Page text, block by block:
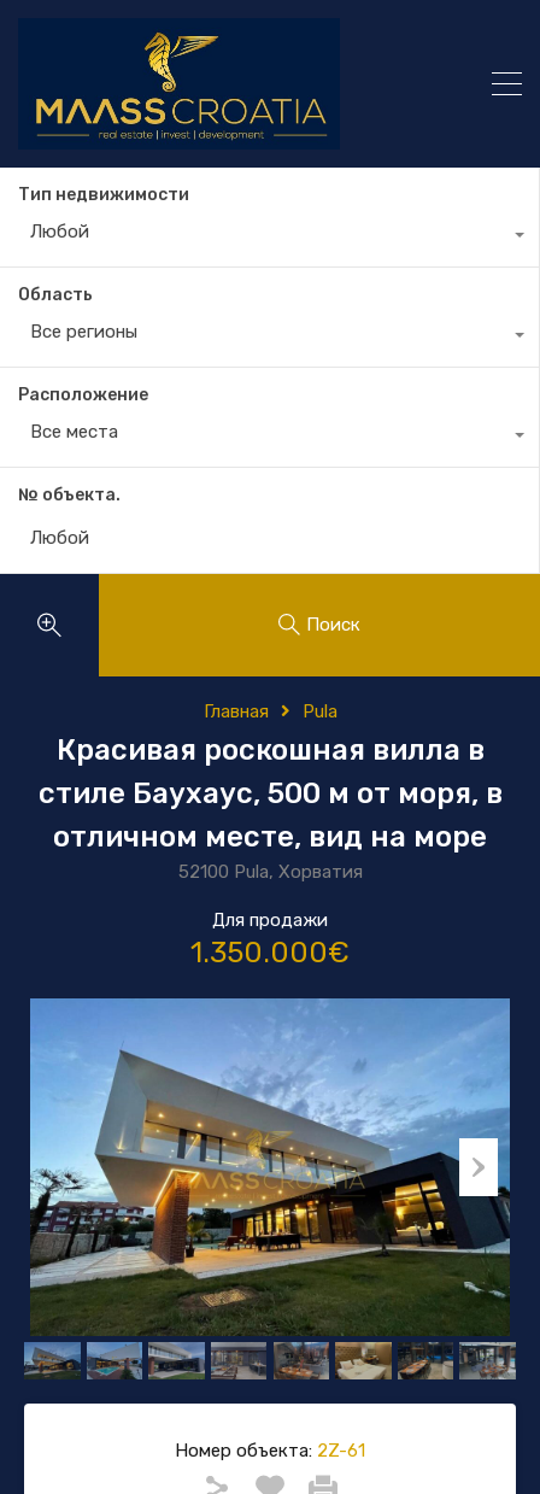
Тип недвижимости
Любой
Область
Все регионы
Расположение
Все места
№ объекта.
Поиск
Главная Pula
Красивая роскошная вилла в
стиле Баухаус, 500 м от моря, в
отличном месте, вид на море
52100 Pula, Хорватия
Для продажи
1.350.000€
Номер объекта: 2Z-61